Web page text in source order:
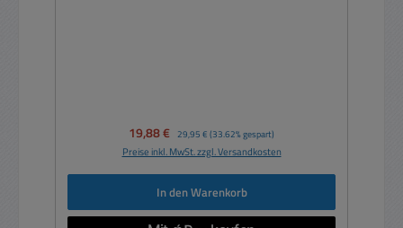
Verkaufspreis:
19,88 € Regulärer Preis:
29,95 € (33.62% gespart)
Preise inkl. MwSt. zzgl. Versandkosten
In den Warenkorb